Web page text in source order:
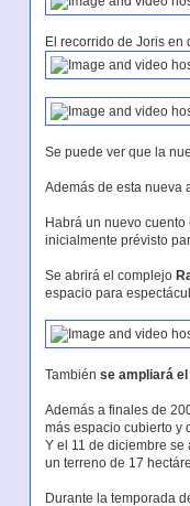
El recorrido de Joris en
Se puede ver que la
Además de esta nueva
Habrá un nuevo
inicialmente prévisto
Se abrirá el complejo
espacio para
También se ampliará
Además a finales de
más espacio cubierto y
Y el 11 de diciembre
un terreno de 17
Durante la temporada